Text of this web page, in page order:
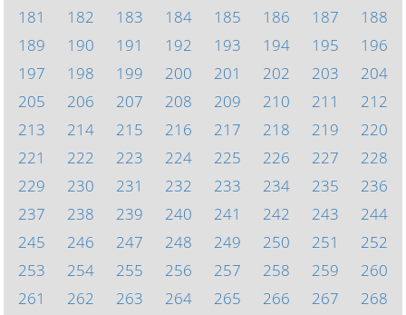
181
182 183 184 185 186 187
188
189
190 191 192 193 194 195
196
197
198 199 200 201 202 203
204
205
206 207 208 209 210 211
212
213
214 215 216 217 218 219
220
221
222 223 224 225 226 227
228
229
230 231 232 233 234 235
236
237
238 239 240 241 242 243
244
245
246 247 248 249 250 251
252
253
254 255 256 257 258 259
260
261
262 263 264 265 266 267
268